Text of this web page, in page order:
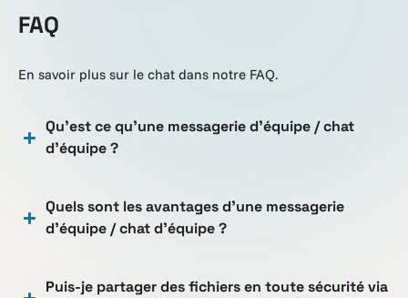
FAQ
En savoir plus sur le chat dans notre FAQ.
Qu’est ce qu’une messagerie d’équipe / chat
d’équipe ?
Quels sont les avantages d'une messagerie
d'équipe / chat d'équipe ?
Puis-je partager des fichiers en toute sécurité via